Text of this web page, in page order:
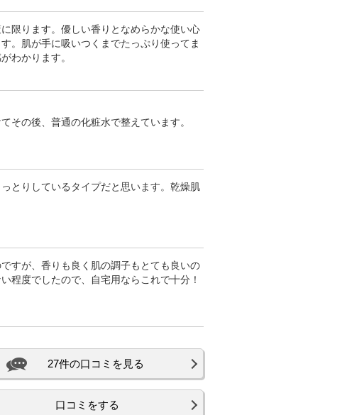
限ります。優しい香りとなめらかな使い心
。肌が手に吸いつくまでたっぷり使ってま
わかります。
その後、普通の化粧水で整えています。
とりしているタイプだと思います。乾燥肌
すが、香りも良く肌の調子もとても良いの
程度でしたので、自宅用ならこれで十分！
27件の口コミを見る
口コミをする